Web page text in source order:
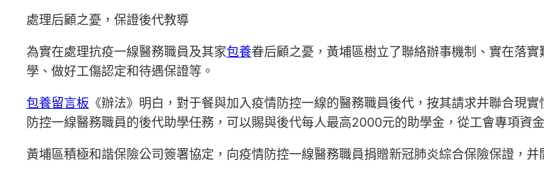
處理后顧之憂，保證後代教導
為實在處理抗疫一線醫務職員及其家包養眷后顧之憂，黃埔區樹立了聯絡辦事機制、實在落
學、做好工傷認定和待遇保證等。
包養留言板 《辦法》明白，對于餐與加入疫情防控一線的醫務職員後代，按其請求并聯合現
防控一線醫務職員的後代助學任務，可以賜與後代每人最高2000元的助學金，從工會專項資
黃埔區積極和諧保險公司簽署協定，向疫情防控一線醫務職員捐贈新冠肺炎綜合保險保證，并